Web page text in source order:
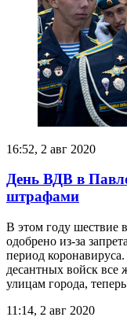
16:52, 2 авг 2020
День ВДВ в
штрафами
В этом году шествие
одобрено из-за
период
десантных войск
улицам города,
11:14, 2 авг 2020